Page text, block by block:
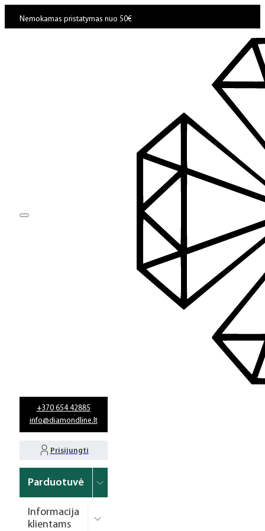
Nemokamas pristatymas nuo 50€
+370 654 42885
info@diamondline.lt
Prisijungti
Parduotuvė
Informacija
klientams